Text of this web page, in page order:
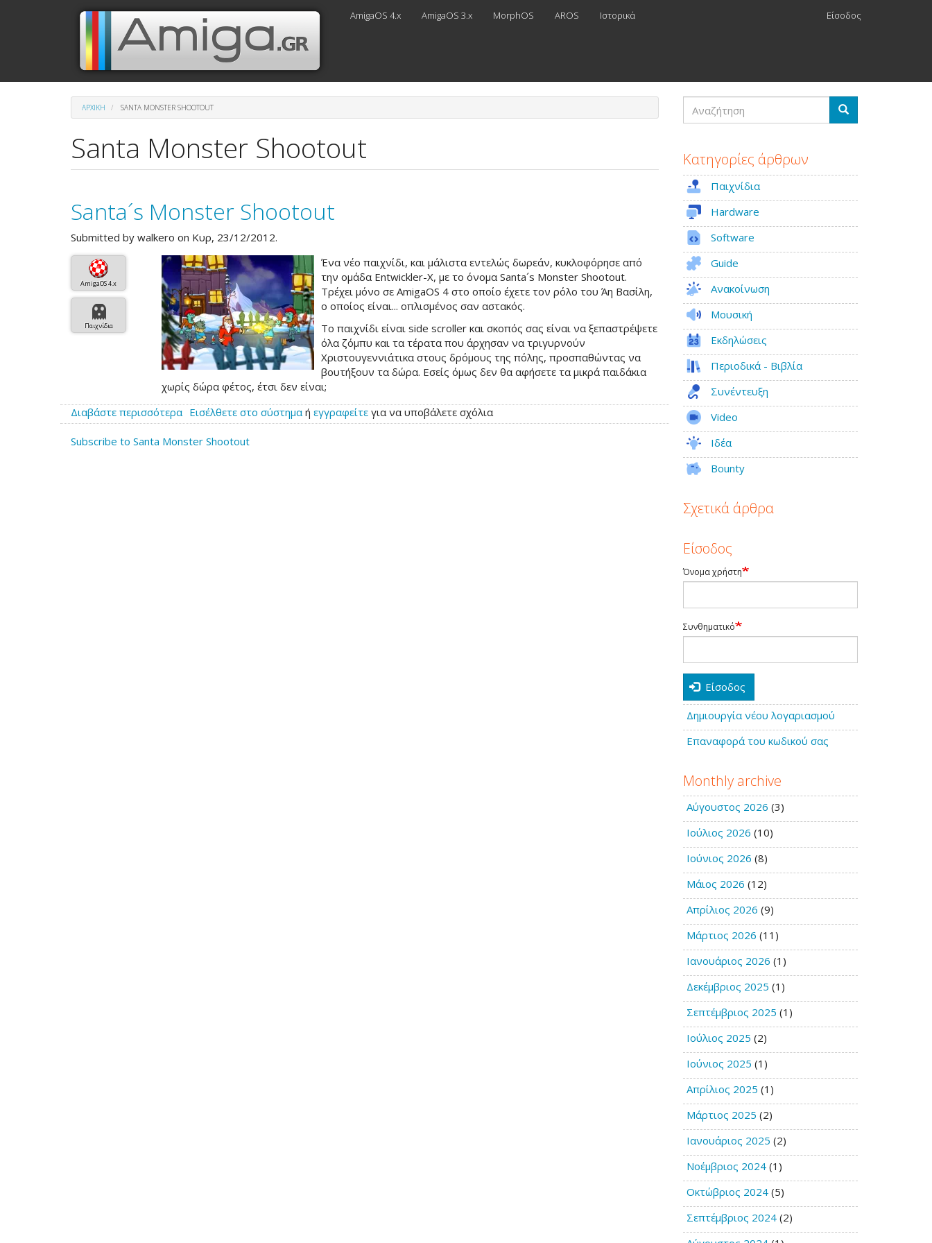
Μενού
λογαριασμού
χρήστη
Είσοδος
Κεντρική
πλοήγηση
AmigaOS 4.x AmigaOS 3.x MorphOS AROS Ιστορικά
ΑΡΧΙΚΉ SANTA MONSTER SHOOTOUT
Santa Monster Shootout
Santa´s Monster Shootout
Submitted by walkero on Κυρ, 23/12/2012.
AmigaOS 4.x
Παιχνίδια
Ένα νέο παιχνίδι, και μάλιστα εντελώς δωρεάν, κυκλοφόρησε από
την ομάδα Εntwickler-Χ, με το όνομα Santa´s Monster Shootout.
Τρέχει μόνο σε AmigaOS 4 στο οποίο έχετε τον ρόλο του Άη Βασίλη,
ο οποίος είναι... οπλισμένος σαν αστακός.
Το παιχνίδι είναι side scroller και σκοπός σας είναι να ξεπαστρέψετε
όλα ζόμπυ και τα τέρατα που άρχησαν να τριγυρνούν
Χριστουγεννιάτικα στους δρόμους της πόλης, προσπαθώντας να
βουτήξουν τα δώρα. Εσείς όμως δεν θα αφήσετε τα μικρά παιδάκια
χωρίς δώρα φέτος, έτσι δεν είναι;
Διαβάστε περισσότερα για
το
Santa
Εισέλθετε στο σύστημα ή εγγραφείτε για να υποβάλετε σχόλια
Subscribe to Santa Monster Shootout
Αναζήτηση
Αναζήτηση
Κατηγορίες άρθρων
Παιχνίδια
Hardware
Software
Guide
Ανακοίνωση
Μουσική
Εκδηλώσεις
Περιοδικά - Βιβλία
Συνέντευξη
Video
Ιδέα
Bounty
Σχετικά άρθρα
Είσοδος
Όνομα χρήστη
Συνθηματικό
Είσοδος
Δημιουργία νέου λογαριασμού
Επαναφορά του κωδικού σας
Monthly archive
Αύγουστος 2026 (3)
Ιούλιος 2026 (10)
Ιούνιος 2026 (8)
Μάιος 2026 (12)
Απρίλιος 2026 (9)
Μάρτιος 2026 (11)
Ιανουάριος 2026 (1)
Δεκέμβριος 2025 (1)
Σεπτέμβριος 2025 (1)
Ιούλιος 2025 (2)
Ιούνιος 2025 (1)
Απρίλιος 2025 (1)
Μάρτιος 2025 (2)
Ιανουάριος 2025 (2)
Νοέμβριος 2024(1)
Οκτώβριος 2024(5)
Σεπτέμβριος 2024(2)